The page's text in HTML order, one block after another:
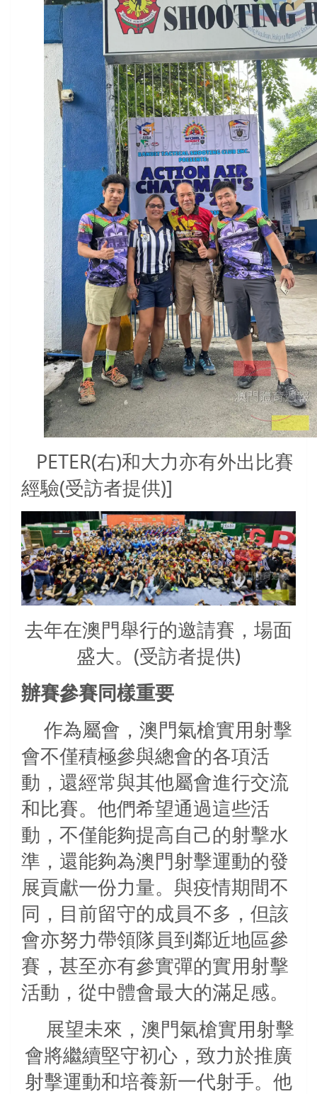
PETER(右)和大力亦有外出比賽
經驗(受訪者提供)]
去年在澳門舉行的邀請賽，場面
盛大。(受訪者提供)
辦賽參賽同樣重要
作為屬會，澳門氣槍實用射擊
會不僅積極參與總會的各項活
動，還經常與其他屬會進行交流
和比賽。他們希望通過這些活
動，不僅能夠提高自己的射擊水
準，還能夠為澳門射擊運動的發
展貢獻一份力量。與疫情期間不
同，目前留守的成員不多，但該
會亦努力帶領隊員到鄰近地區參
賽，甚至亦有參實彈的實用射擊
活動，從中體會最大的滿足感。
展望未來，澳門氣槍實用射擊
會將繼續堅守初心，致力於推廣
射擊運動和培養新一代射手。他